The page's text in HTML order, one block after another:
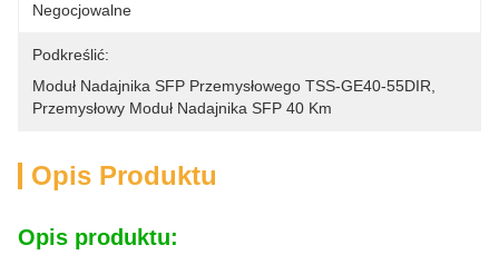
Negocjowalne
Podkreślić:
Moduł Nadajnika SFP Przemysłowego TSS-GE40-55DIR
Przemysłowy Moduł Nadajnika SFP 40 Km
Opis Produktu
Opis produktu: